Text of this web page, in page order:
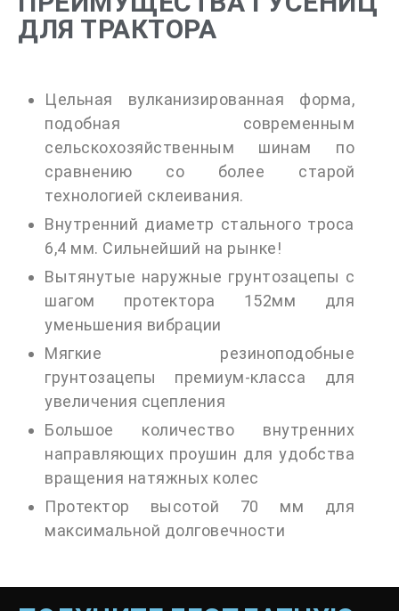
ДЛЯ ТРАКТОРА
Цельная вулканизированная форма,
подобная современным
сельскохозяйственным шинам по
сравнению со более старой
технологией склеивания.
Внутренний диаметр стального троса
6,4 мм. Сильнейший на рынке!
Вытянутые наружные грунтозацепы с
шагом протектора 152мм для
уменьшения вибрации
Мягкие резиноподобные
грунтозацепы премиум-класса для
увеличения сцепления
Большое количество внутренних
направляющих проушин для удобства
вращения натяжных колес
Протектор высотой 70 мм для
максимальной долговечности